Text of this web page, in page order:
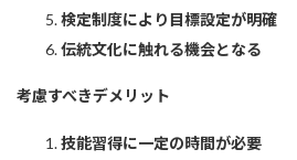
検定制度により目標設定が明確
伝統文化に触れる機会となる
考慮すべきデメリット
技能習得に一定の時間が必要